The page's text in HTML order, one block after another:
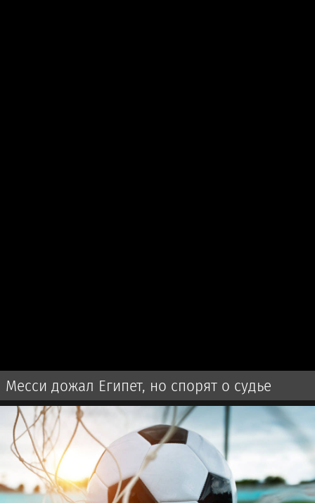
Месси дожал Египет, но спорят о судье